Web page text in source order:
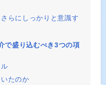
らにしっかりと意識す
で盛り込むべき3つの項
たのか